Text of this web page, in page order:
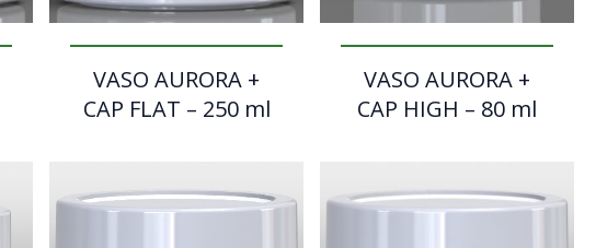
VASO AURORA +
CAP FLAT – 250 ml
VASO AURORA +
CAP HIGH – 80 ml